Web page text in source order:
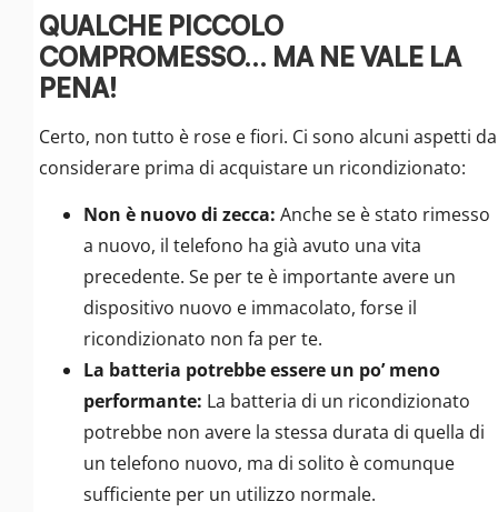
QUALCHE PICCOLO
COMPROMESSO… MA NE VALE LA
PENA!
Certo, non tutto è rose e fiori. Ci sono alcuni aspetti da
considerare prima di acquistare un ricondizionato:
Non è nuovo di zecca: Anche se è stato rimesso
a nuovo, il telefono ha già avuto una vita
precedente. Se per te è importante avere un
dispositivo nuovo e immacolato, forse il
ricondizionato non fa per te.
La batteria potrebbe essere un po’ meno
performante: La batteria di un ricondizionato
potrebbe non avere la stessa durata di quella di
un telefono nuovo, ma di solito è comunque
sufficiente per un utilizzo normale.